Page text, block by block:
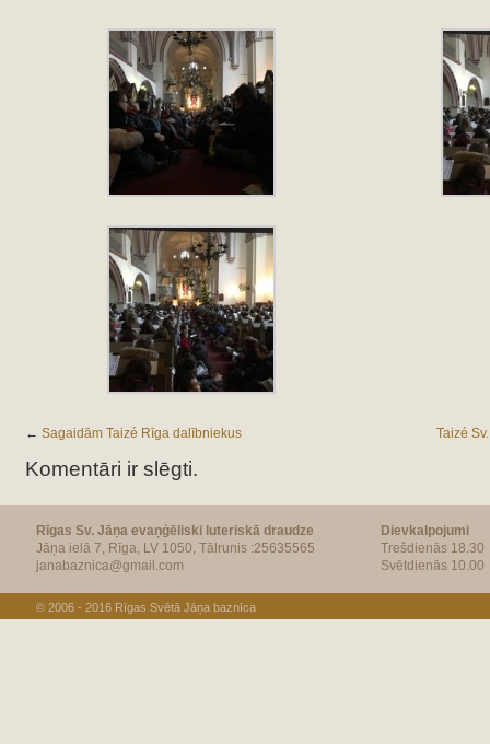
← Sagaidām Taizé Rīga dalībniekus Taizé
Komentāri ir slēgti.
Rīgas Sv. Jāņa evaņģēliski luteriskā draudze
Jāņa ielā 7, Rīga, LV 1050, Tālrunis :25635565
janabaznica@gmail.com
Dievkalpojumi
Trešdienās 18.30
Svētdienās 10.00
© 2006 - 2016 Rīgas Svētā Jāņa baznīca